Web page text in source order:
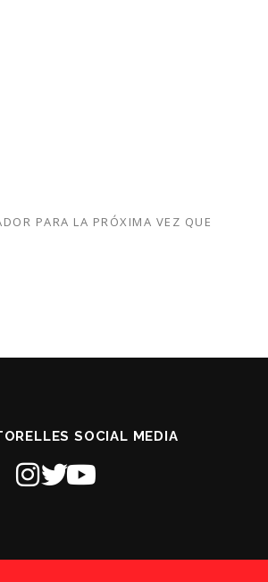
PARA LA PRÓXIMA VEZ QUE
SOCIAL MEDIA